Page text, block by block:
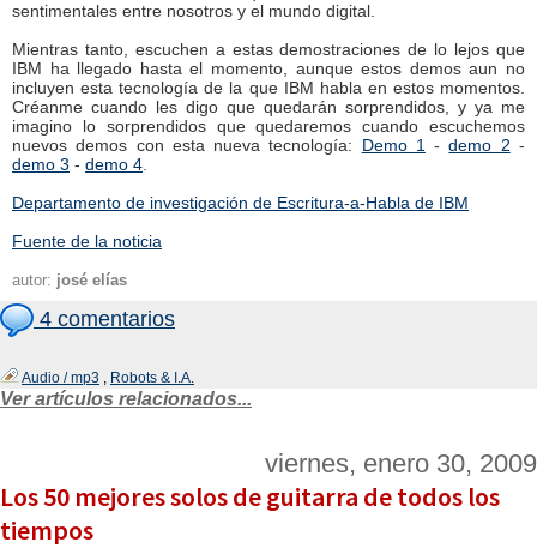
sentimentales entre nosotros y el mundo digital.
Mientras tanto, escuchen a estas demostraciones de lo lejos que
IBM ha llegado hasta el momento, aunque estos demos aun no
incluyen esta tecnología de la que IBM habla en estos momentos.
Créanme cuando les digo que quedarán sorprendidos, y ya me
imagino lo sorprendidos que quedaremos cuando escuchemos
nuevos demos con esta nueva tecnología: Demo 1 -demo 2 -
demo 3 - demo 4
Departamento de investigación de Escritura-a-Habla de IBM
Fuente de la noticia
autor: josé elías
4 comentarios
Audio / mp3 , Robots & I.A.
Ver artículos relacionados...
viernes, enero 30, 2009
Los 50 mejores solos de guitarra de todos los
tiempos